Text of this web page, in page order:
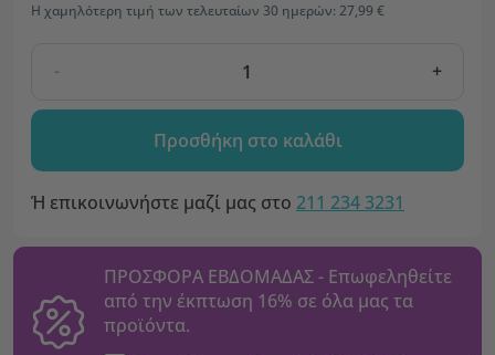
Η χαμηλότερη τιμή των τελευταίων 30 ημερών: 27,99 €
- +
Προσθήκη στο καλάθι
Ή επικοινωνήστε μαζί μας στο 211 234 3231
ΠΡΟΣΦΟΡΑ ΕΒΔΟΜΑΔΑΣ - Επωφεληθείτε
από την έκπτωση 16% σε όλα μας τα
προϊόντα.